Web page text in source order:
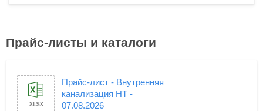
Прайс-листы и каталоги
Прайс-лист - Внутренняя
канализация HT -
07.08.2026